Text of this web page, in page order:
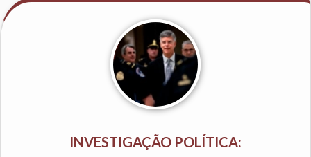
INVESTIGAÇÃO POLÍTICA: